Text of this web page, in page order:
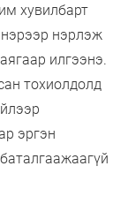
хувилбарт
нэрээр нэрлэж
илгээнэ.
тохиолдолд
эргэн